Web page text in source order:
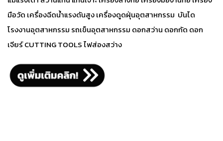
มือวัด เครื่องฉีดน้ำแรงดันสูง เครื่องดูดฝุ่นอุตสาหกรรม บันได
โรงงานอุตสาหกรรม รถเข็นอุตสาหกรรม ดอกสว่าน ดอกกัด ดอก
เจียร์ CUTTING TOOLS ไฟส่องสว่าง